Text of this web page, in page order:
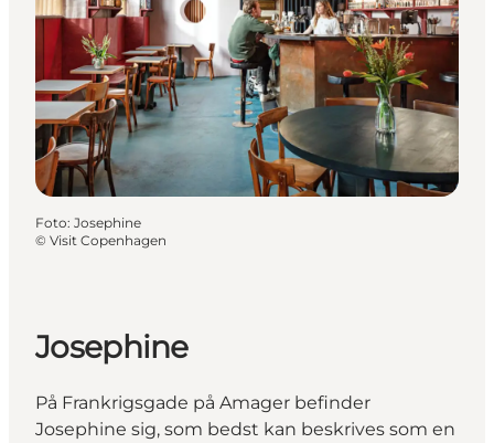
Foto: Josephine
© Visit Copenhagen
Josephine
På Frankrigsgade på Amager befinder
Josephine sig, som bedst kan beskrives som en